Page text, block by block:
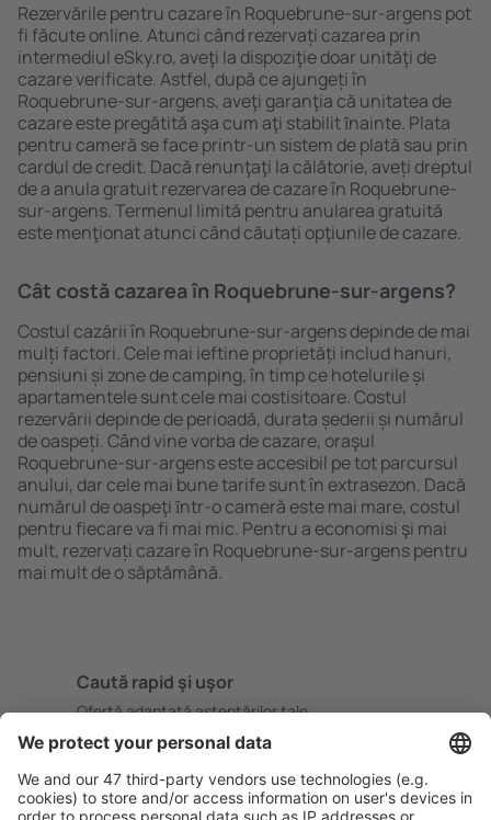
Rezervările pentru cazare în Roquebrune-sur-argens pot
fi făcute online. Atunci când rezervați cazarea prin
intermediul eSky.ro, aveţi la dispoziţie doar unităţi de
cazare verificate. Astfel, după ce ajungeți în
Roquebrune-sur-argens, aveţi garanţia că unitatea de
cazare este pregătită aşa cum aţi stabilit ȋnainte. Plata
pentru cameră se face printr-un sistem de plată sau prin
cardul de credit. Dacă renunţaţi la călătorie, aveți dreptul
de a anula gratuit rezervarea de cazare în Roquebrune-
sur-argens. Termenul limită pentru anularea gratuită
este menţionat atunci când căutați opţiunile de cazare.
Cât costă cazarea în Roquebrune-sur-argens?
Costul cazării în Roquebrune-sur-argens depinde de mai
mulți factori. Cele mai ieftine proprietăți includ hanuri,
pensiuni și zone de camping, în timp ce hotelurile și
apartamentele sunt cele mai costisitoare. Costul
rezervării depinde de perioadă, durata șederii și numărul
de oaspeți. Când vine vorba de cazare, oraşul
Roquebrune-sur-argens este accesibil pe tot parcursul
anului, dar cele mai bune tarife sunt în extrasezon. Dacă
numărul de oaspeţi ȋntr-o cameră este mai mare, costul
pentru fiecare va fi mai mic. Pentru a economisi şi mai
mult, rezervați cazare în Roquebrune-sur-argens pentru
mai mult de o săptămână.
Caută rapid şi uşor
Ofertă adaptată aşteptărilor tale.
Planifică ȋn siguranţă
Rezervare fără griji cu opțiune gratuită de anulare.